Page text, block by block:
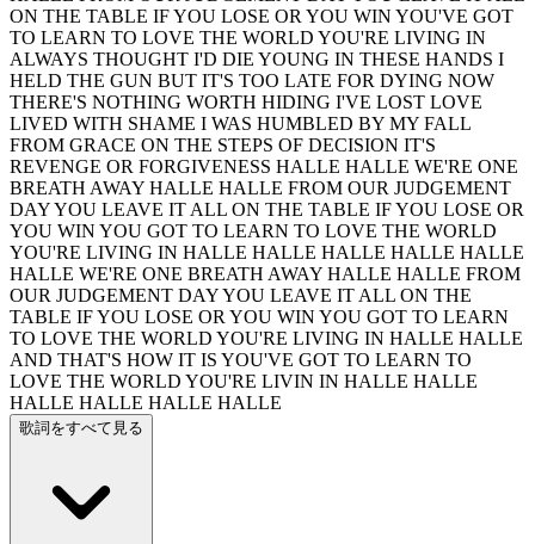
ON THE TABLE IF YOU LOSE OR YOU WIN YOU'VE GOT
TO LEARN TO LOVE THE WORLD YOU'RE LIVING IN
ALWAYS THOUGHT I'D DIE YOUNG IN THESE HANDS I
HELD THE GUN BUT IT'S TOO LATE FOR DYING NOW
THERE'S NOTHING WORTH HIDING I'VE LOST LOVE
LIVED WITH SHAME I WAS HUMBLED BY MY FALL
FROM GRACE ON THE STEPS OF DECISION IT'S
REVENGE OR FORGIVENESS HALLE HALLE WE'RE ONE
BREATH AWAY HALLE HALLE FROM OUR JUDGEMENT
DAY YOU LEAVE IT ALL ON THE TABLE IF YOU LOSE OR
YOU WIN YOU GOT TO LEARN TO LOVE THE WORLD
YOU'RE LIVING IN HALLE HALLE HALLE HALLE HALLE
HALLE WE'RE ONE BREATH AWAY HALLE HALLE FROM
OUR JUDGEMENT DAY YOU LEAVE IT ALL ON THE
TABLE IF YOU LOSE OR YOU WIN YOU GOT TO LEARN
TO LOVE THE WORLD YOU'RE LIVING IN HALLE HALLE
AND THAT'S HOW IT IS YOU'VE GOT TO LEARN TO
LOVE THE WORLD YOU'RE LIVIN IN HALLE HALLE
HALLE HALLE HALLE HALLE
歌詞をすべて見る